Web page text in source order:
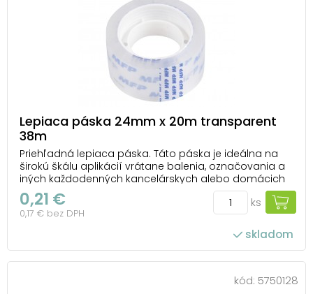
Lepiaca páska 24mm x 20m transparent
38m
Priehľadná lepiaca páska. Táto páska je ideálna na
širokú škálu aplikácií vrátane balenia, označovania a
iných každodenných kancelárskych alebo domácich
činností. Jej priehľadnosť zaisťuje estetický vzhľad a
minimálnu viditeľnosť na povrchu, na ktorú je
nalepená. Hrúbka pásky je 38 mikrónov, čo j...
0,21 €
0,17 € bez DPH
ks
skladom
kód: 5750128